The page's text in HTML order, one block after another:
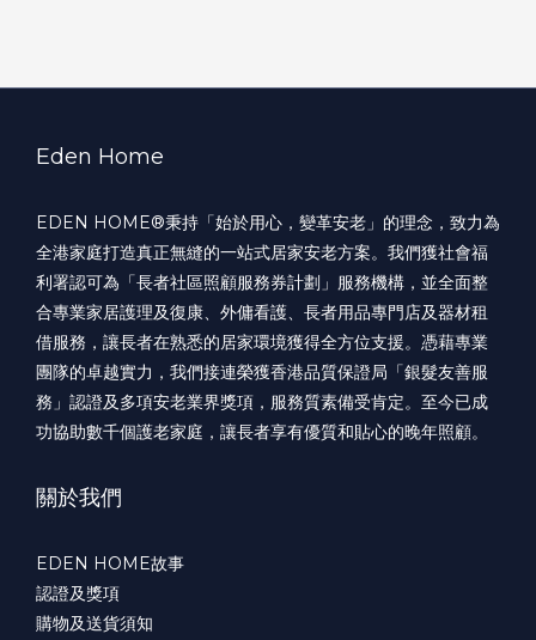
Eden Home
EDEN HOME®️秉持「始於用心，變革安老」的理念，致力為
全港家庭打造真正無縫的一站式居家安老方案。我們獲社會福
利署認可為「長者社區照顧服務券計劃」服務機構，並全面整
合專業家居護理及復康、外傭看護、長者用品專門店及器材租
借服務，讓長者在熟悉的居家環境獲得全方位支援。憑藉專業
團隊的卓越實力，我們接連榮獲香港品質保證局「銀髮友善服
務」認證及多項安老業界獎項，服務質素備受肯定。至今已成
功協助數千個護老家庭，讓長者享有優質和貼心的晚年照顧。
關於我們
EDEN HOME故事
認證及獎項
購物及送貨須知